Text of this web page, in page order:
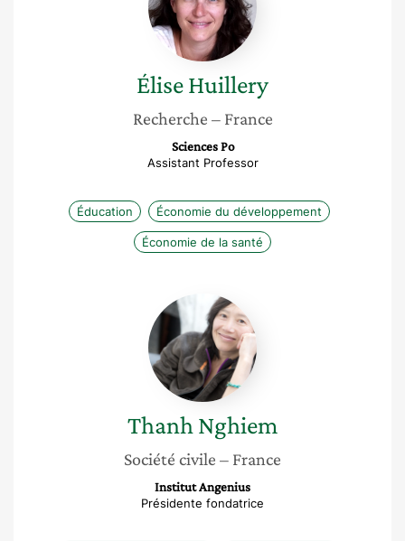
ÉliseHuillery
Recherche – France
Sciences Po
Assistant Professor
Éducation Économie du développement
Économie de la santé
Thanh
Nghiem
Thanh Nghiem
Société civile – France
Institut Angenius
Présidente fondatrice